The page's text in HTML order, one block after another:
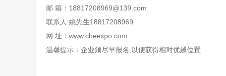
邮 箱： 18817208969@139.com
联系人:姚先生18817208969
网 址： www.cheexpo.com
温馨提示：企业须尽早报名,以便获得相对优越位置